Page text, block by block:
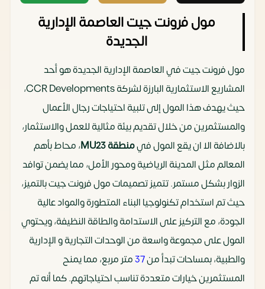
مول فرونت جيت العاصمة الإدارية
الجديدة
مول فرونت جيت في العاصمة الإدارية الجديدة هو أحد
المشاريع الاستثمارية البارزة لشركة CCR Developments،
حيث يهدف هذا المول إلى تلبية احتياجات رجال الأعمال
والمستثمرين من خلال تقديم بيئة مثالية للعمل والاستثمار،
بالاضافة الا ان يقع المول فيمنطقة MU23
، محاط بأهم
المعالم مثل المدينة الرياضية ومحور الأمل، مما يضمن توافد
الزوار بشكل مستمر. تتميز تصميمات مول فرونت جيت بالتميز،
حيث تم استخدام تكنولوجيا البناء المتطورة والمواد عالية
الجودة، مع التركيز على الاستدامة والطاقة النظيفة، ويحتوي
المول على مجموعة واسعة من الوحدات التجارية و الإدارية
والطبية، بمساحات تبدأ من37متر مربع، مما يمنح
المستثمرين خيارات متعددة تناسب احتياجاتهم. كما أنه تم